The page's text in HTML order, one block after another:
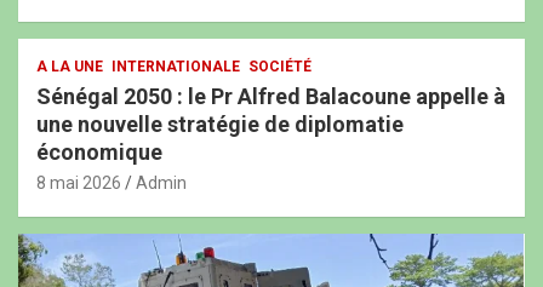
A LA UNE INTERNATIONALE SOCIÉTÉ
Sénégal 2050 : le Pr Alfred Balacoune appelle à
une nouvelle stratégie de diplomatie
économique
8 mai 2026 Admin